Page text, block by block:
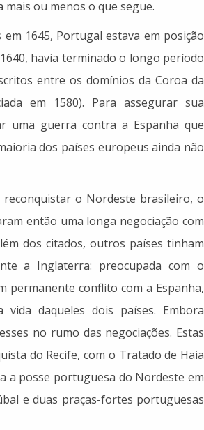
mais ou menos o que segue.
1645, Portugal estava em posição
havia terminado o longo período
entre os domínios da Coroa da
em 1580). Para assegurar sua
uma guerra contra a Espanha que
dos países europeus ainda não
o Nordeste brasileiro, o
então uma longa negociação com
dos citados, outros países tinham
a Inglaterra: preocupada com o
permanente conflito com a Espanha,
daqueles dois países. Embora
no rumo das negociações. Estas
do Recife, com o Tratado de Haia
a posse portuguesa do Nordeste em
e duas praças-fortes portuguesas